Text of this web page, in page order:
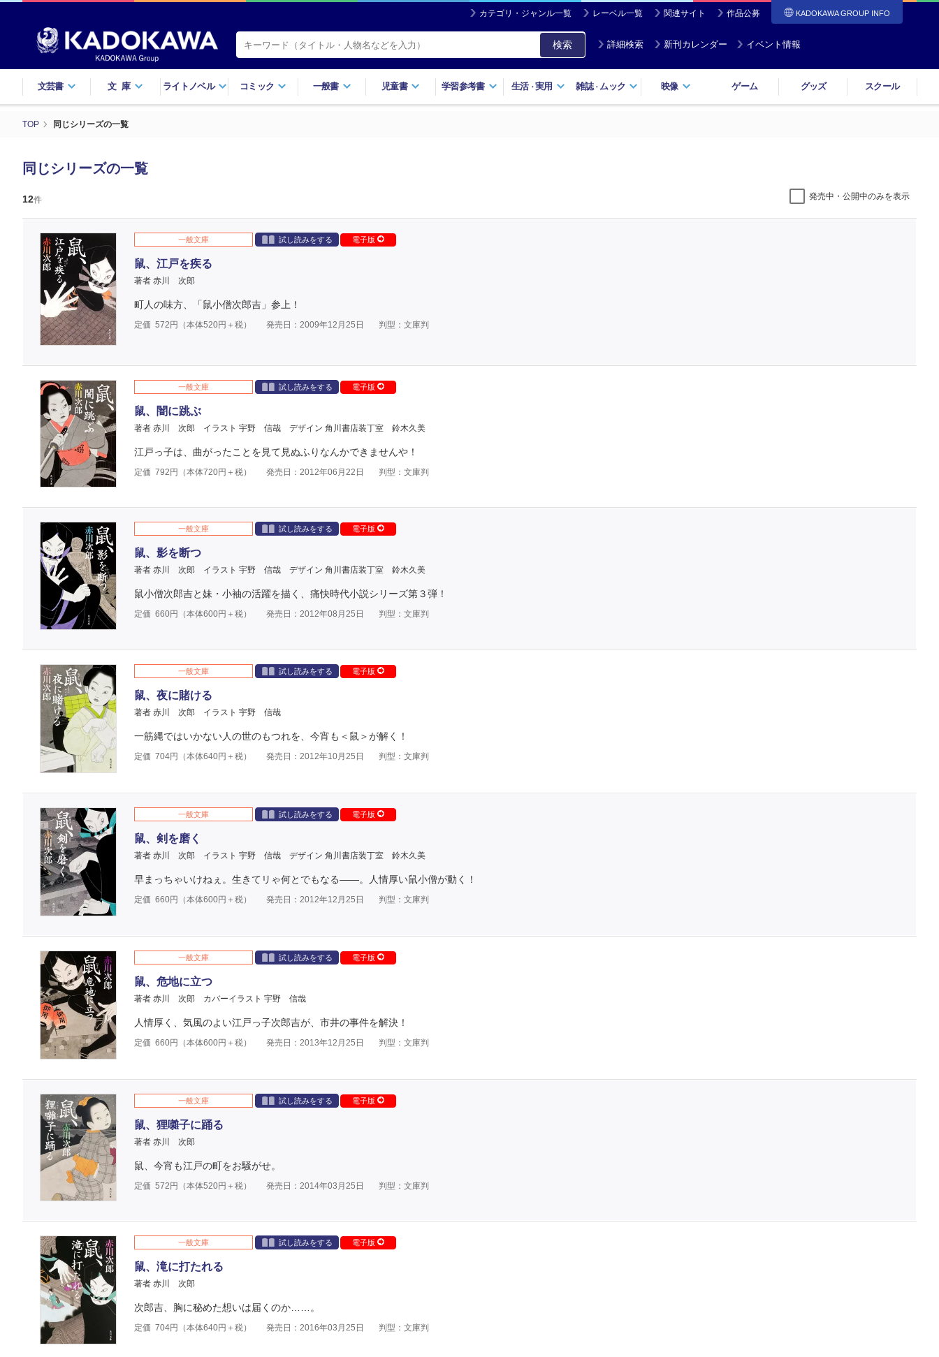
カテゴリ・ジャンル一覧 レーベル一覧 関連サイト 作品公募 KADOKAWA GROUP INFO
検索 詳細検索 新刊カレンダー イベント情報
文芸書 文庫 ライトノベル コミック 一般書 児童書 学習参考書 生活・実用 雑誌・ ムック 映像 ゲーム グッズ スクール
TOP 同じシリーズの一覧
同じシリーズの一覧
12件 発売中・公開中のみを表示
一般文庫 試し読みをする 電子版
鼠、江戸を疾る
著者 赤川 次郎
町人の味方、「鼠小僧次郎吉」参上！
定価 572 円（本体520円＋税） 発売日：2009年12月25日 判型：文庫判
一般文庫 試し読みをする 電子版
鼠、闇に跳ぶ
著者 赤川 次郎 イラスト 宇野 信哉 デザイン 角川書店装丁室 鈴木久美
江戸っ子は、曲がったことを見て見ぬふりなんかできませんや！
定価 792 円（本体720円＋税） 発売日：2012年06月22日 判型：文庫判
一般文庫 試し読みをする 電子版
鼠、影を断つ
著者 赤川 次郎 イラスト 宇野 信哉 デザイン 角川書店装丁室 鈴木久美
鼠小僧次郎吉と妹・小袖の活躍を描く、痛快時代小説シリーズ第３弾！
定価 660円（本体600円＋税） 発売日：2012年08月25日 判型：文庫判
一般文庫 試し読みをする 電子版
鼠、夜に賭ける
著者 赤川 次郎 イラスト 宇野 信哉
一筋縄ではいかない人の世のもつれを、今宵も＜鼠＞が解く！
定価 704円（本体640円＋税） 発売日：2012年10月25日 判型：文庫判
一般文庫 試し読みをする 電子版
鼠、剣を磨く
著者 赤川 次郎 イラスト 宇野 信哉 デザイン 角川書店装丁室 鈴木久美
早まっちゃいけねぇ。生きてリゃ何とでもなる――。人情厚い鼠小僧が動く！
定価 660円（本体600円＋税） 発売日：2012年12月25日 判型：文庫判
一般文庫 試し読みをする 電子版
鼠、危地に立つ
著者 赤川 次郎 カバーイラスト 宇野 信哉
人情厚く、気風のよい江戸っ子次郎吉が、市井の事件を解決！
定価 660円（本体600円＋税） 発売日：2013年12月25日 判型：文庫判
一般文庫 試し読みをする 電子版
鼠、狸囃子に踊る
著者 赤川 次郎
鼠、今宵も江戸の町をお騒がせ。
定価 572 円（本体520円＋税） 発売日：2014年03月25日 判型：文庫判
一般文庫 試し読みをする 電子版
鼠、滝に打たれる
著者 赤川 次郎
次郎吉、胸に秘めた想いは届くのか……。
定価 704円（本体640円＋税） 発売日：2016年03月25日 判型：文庫判